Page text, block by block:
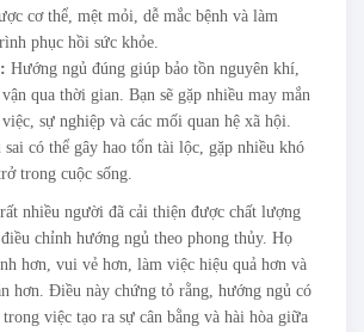
cơ thể, mệt mỏi, dễ mắc bệnh và làm
phục hồi sức khỏe.
Hướng ngủ đúng giúp bảo tồn nguyên khí,
qua thời gian. Bạn sẽ gặp nhiều may mắn
sự nghiệp và các mối quan hệ xã hội.
có thể gây hao tổn tài lộc, gặp nhiều khó
trong cuộc sống.
nhiều người đã cải thiện được chất lượng
chỉnh hướng ngủ theo phong thủy. Họ
hơn, vui vẻ hơn, làm việc hiệu quả hơn và
hơn. Điều này chứng tỏ rằng, hướng ngủ có
việc tạo ra sự cân bằng và hài hòa giữa